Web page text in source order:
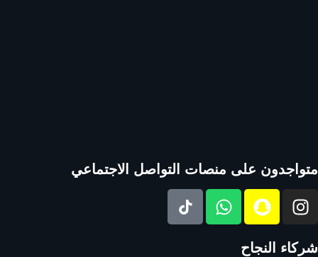
متواجدون على منصات التواصل الاجتماعي
شركاء النجاح